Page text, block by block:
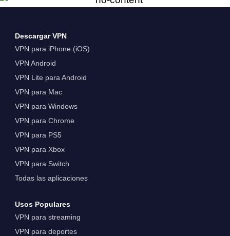
Descargar VPN
VPN para iPhone (iOS)
VPN Android
VPN Lite para Android
VPN para Mac
VPN para Windows
VPN para Chrome
VPN para PS5
VPN para Xbox
VPN para Switch
Todas las aplicaciones
Usos Populares
VPN para streaming
VPN para deportes